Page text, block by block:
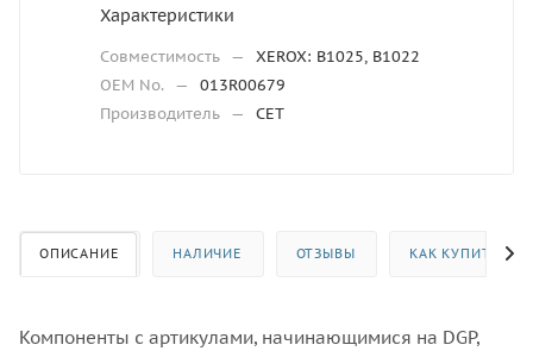
Характеристики
Совместимость —
XEROX: B1025, B1022
OEM No.
—
013R00679
Производитель — CET
ОПИСАНИЕ НАЛИЧИЕ ОТЗЫВЫ КАК КУПИТЬ
Компоненты с артикулами, начинающимися на DGP,